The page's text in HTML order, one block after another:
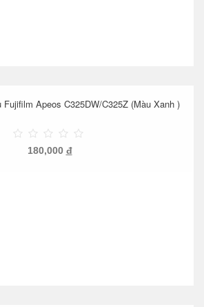
Apeos C325DW/C325Z (Màu Xanh )
180,000 đ